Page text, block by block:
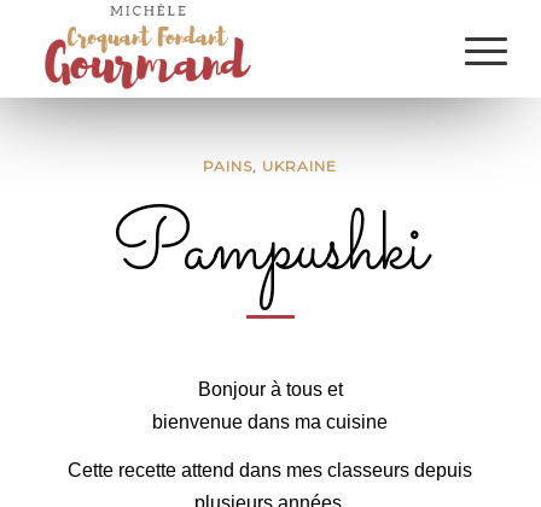
PAINS, UKRAINE
Pampushki
Bonjour à tous et
bienvenue dans ma cuisine
Cette recette attend dans mes classeursdepuis